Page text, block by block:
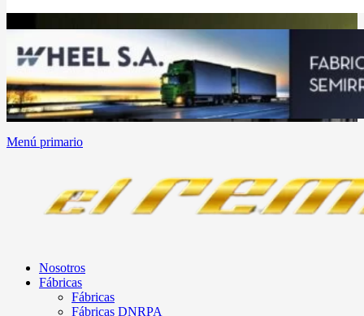
Menú primario
Nosotros
Fábricas
Fábricas
Fábricas DNRPA